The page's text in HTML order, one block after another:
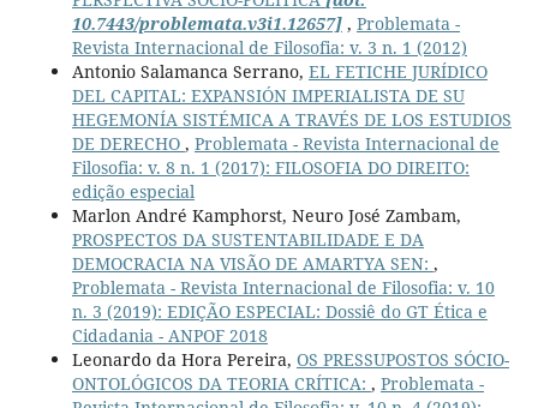
10.7443/problemata.v3i1.12657], Problemata -
Revista Internacional de Filosofia: v. 3 n. 1 (2012)
Antonio Salamanca Serrano, EL FETICHE JURÍDICO
DEL CAPITAL: EXPANSIÓN IMPERIALISTA DE SU
HEGEMONÍA SISTÉMICA A TRAVÉS DE LOS ESTUDIOS
DE DERECHO , Problemata - Revista Internacional de
Filosofia: v. 8 n. 1 (2017): FILOSOFIA DO DIREITO:
edição especial
Marlon André Kamphorst, Neuro José Zambam,
PROSPECTOS DA SUSTENTABILIDADE E DA
DEMOCRACIA NA VISÃO DE AMARTYA SEN: ,
Problemata - Revista Internacional de Filosofia: v. 10
n. 3 (2019): EDIÇÃO ESPECIAL: Dossiê do GT Ética e
Cidadania - ANPOF 2018
Leonardo da Hora Pereira, OS PRESSUPOSTOS SÓCIO-
ONTOLÓGICOS DA TEORIA CRÍTICA: , Problemata -